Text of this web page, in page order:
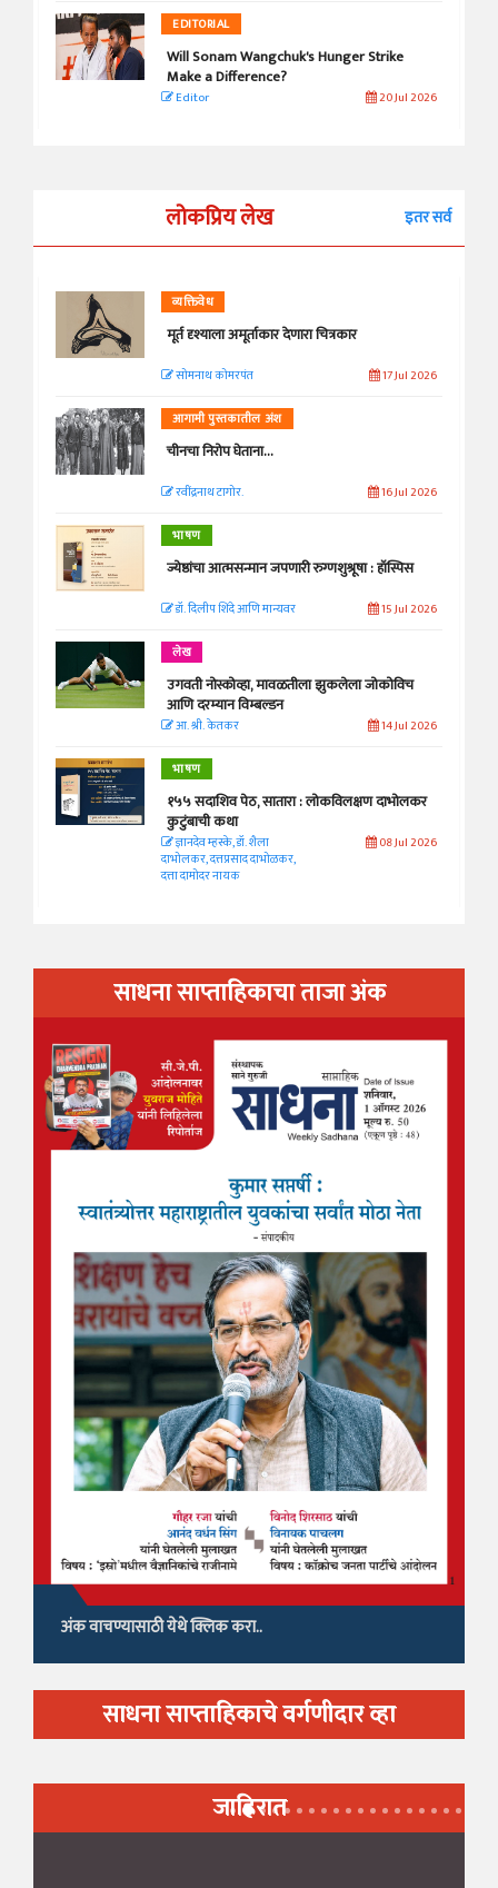
EDITORIAL
Will Sonam Wangchuk's Hunger Strike
Make a Difference?
Editor 20 Jul 2026
लोकप्रिय लेख इतर सर्व
व्यक्तिवेध
मूर्त दृश्याला अमूर्ताकार देणारा चित्रकार
सोमनाथ कोमरपंत 17 Jul 2026
आगामी पुस्तकातील अंश
चीनचा निरोप घेताना...
रवींद्रनाथ टागोर. 16 Jul 2026
भाषण
ज्येष्ठांचा आत्मसन्मान जपणारी रुग्णशुश्रूषा : हॉस्पिस
डॉ. दिलीप शिंदे आणि मान्यवर 15 Jul 2026
लेख
उगवती नोस्कोव्हा, मावळतीला झुकलेला जोकोविच
आणि दरम्यान विम्बल्डन
आ. श्री. केतकर 14 Jul 2026
भाषण
१५५ सदाशिव पेठ, सातारा : लोकविलक्षण दाभोलकर
कुटुंबाची कथा
ज्ञानदेव म्हस्के, डॉ. शैला
दाभोलकर, दत्तप्रसाद दाभोळकर,
दत्ता दामोदर नायक
08 Jul 2026
साधना साप्ताहिकाचा ताजा अंक
अंक वाचण्यासाठी येथे क्लिक करा..
साधना साप्ताहिकाचे वर्गणीदार व्हा
जाहिरात